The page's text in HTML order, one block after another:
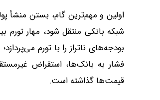
اولین و مهم‌ترین گام، بستن منشأ
شبکه بانکی منتقل شود، مهار
بودجه‌های ناتراز را با تورم
فشار به بانک‌ها، استقراض
قیمت‌ها گذاشته است.